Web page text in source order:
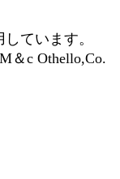
しています。
＆c Othello,Co.